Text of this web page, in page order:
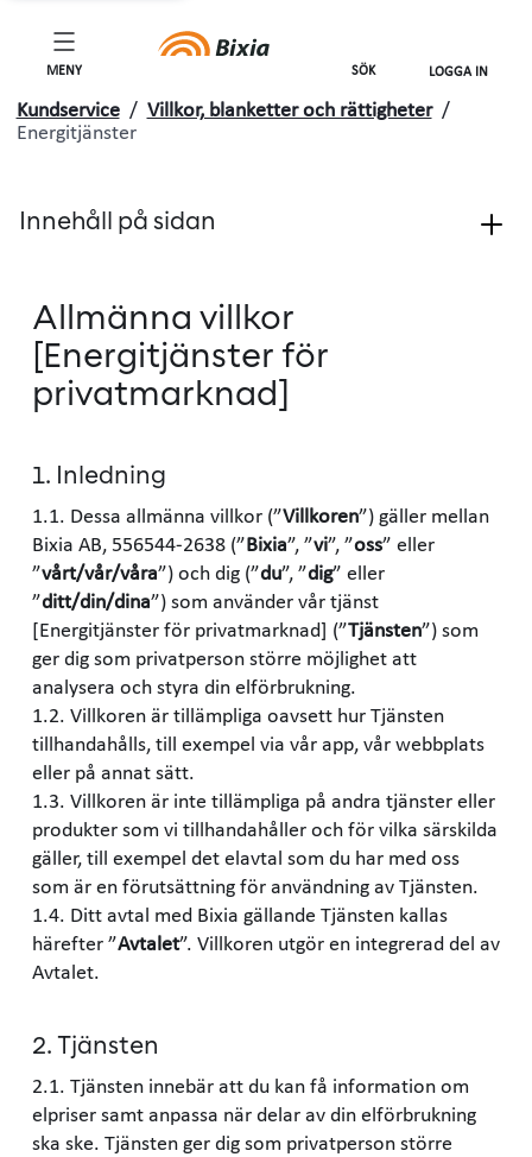
MENY SÖK LOGGA IN
Kundservice / Villkor, blanketter och rättigheter /
Energitjänster
Innehåll på sidan
Allmänna villkor
[Energitjänster för
privatmarknad]
1. Inledning
1.1. Dessa allmänna villkor (”Villkoren”) gäller mellan
Bixia AB, 556544-2638 (”Bixia”, ”vi”, ”oss” eller
”vårt/vår/våra”) och dig (”du”, ”dig” eller
”ditt/din/dina”) som använder vår tjänst
[Energitjänster för privatmarknad] (”Tjänsten”) som
ger dig som privatperson större möjlighet att
analysera och styra din elförbrukning.
1.2. Villkoren är tillämpliga oavsett hur Tjänsten
tillhandahålls, till exempel via vår app, vår webbplats
eller på annat sätt.
1.3. Villkoren är inte tillämpliga på andra tjänster eller
produkter som vi tillhandahåller och för vilka särskilda
gäller, till exempel det elavtal som du har med oss
som är en förutsättning för användning av Tjänsten.
1.4. Ditt avtal med Bixia gällande Tjänsten kallas
härefter ”Avtalet”. Villkoren utgör en integrerad del av
Avtalet.
2. Tjänsten
2.1. Tjänsten innebär att du kan få information om
elpriser samt anpassa när delar av din elförbrukning
ska ske. Tjänsten ger dig som privatperson större